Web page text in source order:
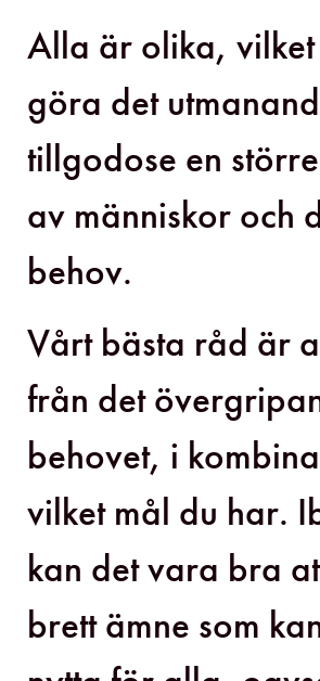
Alla är olika,
göra det
tillgodose en
av människor och
behov.
Vårt bästa råd är
från det
behovet, i
vilket mål du har.
kan det vara bra
brett ämne som